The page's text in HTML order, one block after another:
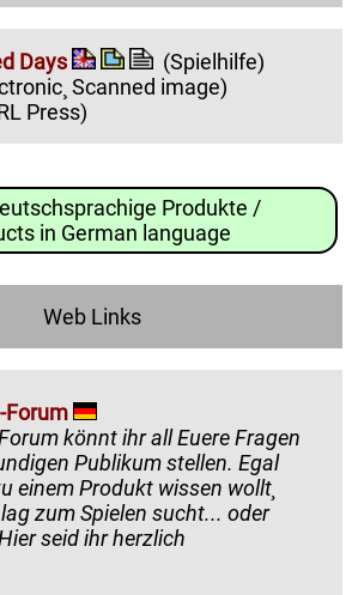
Days
(Spielhilfe)
Scanned image)
Press)
Produkte /
in German language
Web Links
Forum
könnt ihr all Euere Fragen
Publikum stellen. Egal
zum Spielen sucht... oder
ihr herzlich